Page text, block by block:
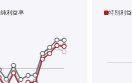
純利益率 特別利益